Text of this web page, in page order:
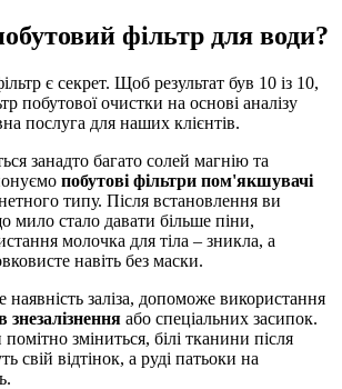
фільтр для води?
є секрет. Щоб результат був 10 із 10,
побутової очистки на основі аналізу
послуга для наших клієнтів.
занадто багато солей магнію та
побутові фільтри пом'якшувачі
типу. Після встановлення ви
мило стало давати більше піни,
молочка для тіла – зникла, а
навіть без маски.
заліза, допоможе використання
знезалізнення або спеціальних засипок.
зміниться, білі тканини після
свій відтінок, а руді патьоки на